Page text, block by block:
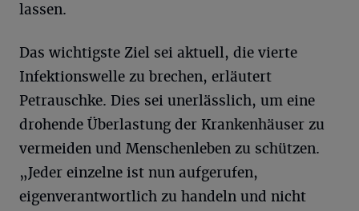
lassen.
Das wichtigste Ziel sei aktuell, die vierte
Infektionswelle zu brechen, erläutert
Petrauschke. Dies sei unerlässlich, um eine
drohende Überlastung der Krankenhäuser zu
vermeiden und Menschenleben zu schützen.
„Jeder einzelne ist nun aufgerufen,
eigenverantwortlich zu handeln und nicht